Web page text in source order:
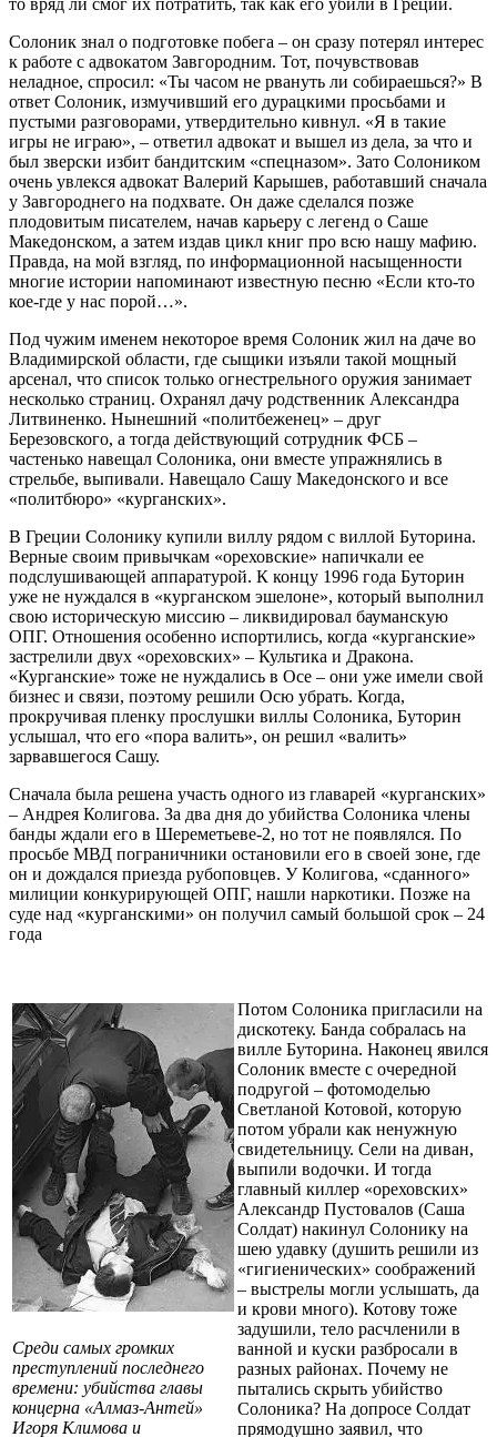
Солоник знал о подготовке побега – он сразу потерял интерес
к работе с адвокатом Завгородним. Тот, почувствовав
неладное, спросил: «Ты часом не рвануть ли собираешься?» В
ответ Солоник, измучивший его дурацкими просьбами и
пустыми разговорами, утвердительно кивнул. «Я в такие
игры не играю», – ответил адвокат и вышел из дела, за что и
был зверски избит бандитским «спецназом». Зато Солоником
очень увлекся адвокат Валерий Карышев, работавший сначала
у Завгороднего на подхвате. Он даже сделался позже
плодовитым писателем, начав карьеру с легенд о Саше
Македонском, а затем издав цикл книг про всю нашу мафию.
Правда, на мой взгляд, по информационной насыщенности
многие истории напоминают известную песню «Если кто-то
кое-где у нас порой…».
Под чужим именем некоторое время Солоник жил на даче во
Владимирской области, где сыщики изъяли такой мощный
арсенал, что список только огнестрельного оружия занимает
несколько страниц. Охранял дачу родственник Александра
Литвиненко. Нынешний «политбеженец» – друг
Березовского, а тогда действующий сотрудник ФСБ –
частенько навещал Солоника, они вместе упражнялись в
стрельбе, выпивали. Навещало Сашу Македонского и все
«политбюро» «курганских».
В Греции Солонику купили виллу рядом с виллой Буторина.
Верные своим привычкам «ореховские» напичкали ее
подслушивающей аппаратурой. К концу 1996 года Буторин
уже не нуждался в «курганском эшелоне», который выполнил
свою историческую миссию – ликвидировал бауманскую
ОПГ. Отношения особенно испортились, когда «курганские»
застрелили двух «ореховских» – Культика и Дракона.
«Курганские» тоже не нуждались в Осе – они уже имели свой
бизнес и связи, поэтому решили Осю убрать. Когда,
прокручивая пленку прослушки виллы Солоника, Буторин
услышал, что его «пора валить», он решил «валить»
зарвавшегося Сашу.
Сначала была решена участь одного из главарей «курганских»
– Андрея Колигова. За два дня до убийства Солоника члены
банды ждали его в Шереметьеве-2, но тот не появлялся. По
просьбе МВД пограничники остановили его в своей зоне, где
он и дождался приезда рубоповцев. У Колигова, «сданного»
милиции конкурирующей ОПГ, нашли наркотики. Позже на
суде над «курганскими» он получил самый большой срок – 24
года
Среди самых громких
преступлений последнего
времени: убийства главы
концерна «Алмаз-Антей»
Игоря Климова и
Потом Солоника пригласили на
дискотеку. Банда собралась на
вилле Буторина. Наконец явился
Солоник вместе с очередной
подругой – фотомоделью
Светланой Котовой, которую
потом убрали как ненужную
свидетельницу. Сели на диван,
выпили водочки. И тогда
главный киллер «ореховских»
Александр Пустовалов (Саша
Солдат) накинул Солонику на
шею удавку (душить решили из
«гигиенических» соображений
– выстрелы могли услышать, да
и крови много). Котову тоже
задушили, тело расчленили в
ванной и куски разбросали в
разных районах. Почему не
пытались скрыть убийство
Солоника? На допросе Солдат
прямодушно заявил, что